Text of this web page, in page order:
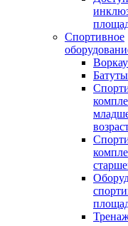
Спортивное